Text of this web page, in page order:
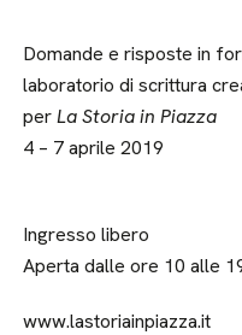
Domande e risposte in
laboratorio di scrittura
perLa Storia in Piazza
4 – 7 aprile 2019
Ingresso libero
Aperta dalle ore 10 alle
www.lastoriainpiazza.it